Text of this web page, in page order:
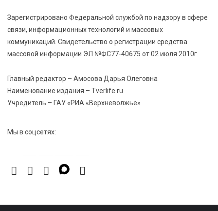
7 Авг 2026 23:02 404
В Тверской области стартовала четвертая смена:
инспекторы ГИБДД напомнили школьникам
правила безопасности в автобусах
Зарегистрировано Федеральной службой по надзору в сфере
связи, информационных технологий и массовых
коммуникаций. Свидетельство о регистрации средства
массовой информации ЭЛ №ФС77-40675 от 02 июля 2010г.
Главный редактор – Амосова Дарья Олеговна
Наименование издания – Tverlife.ru
Учредитель – ГАУ «РИА «Верхневолжье»
Мы в соцсетях: